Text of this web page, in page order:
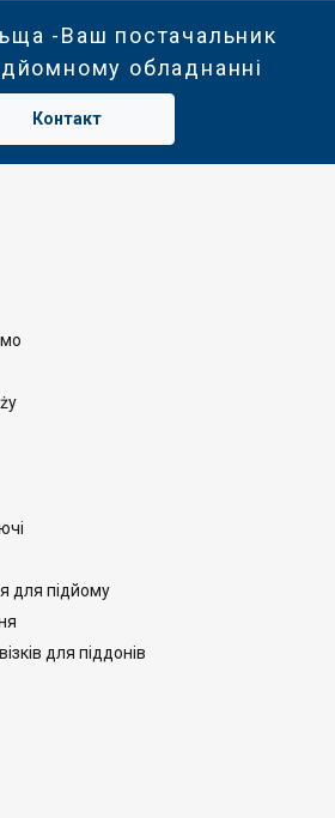
-Ваш постачальник
обладнанні
Контакт
для підйому
для піддонів